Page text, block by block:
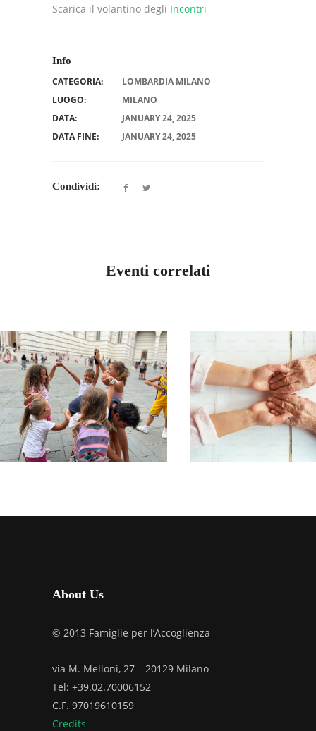
Scarica il volantino degli Incontri
Info
CATEGORIA:
LOMBARDIA MILANO
LUOGO:
MILANO
DATA:
JANUARY 24, 2025
DATA FINE:
JANUARY 24, 2025
Condividi:
Eventi correlati
LOMBARDIA MILANO
CONVIVENZA DI
FINE ANNO
GIUGNO 14, 2026
LOMBARDIA
INCONTRO
GRUPPO
ANZIANI
About Us
© 2013 Famiglie per l’Accoglienza
via M. Melloni, 27 – 20129 Milano
Tel: +39.02.70006152
C.F. 97019610159
Credits